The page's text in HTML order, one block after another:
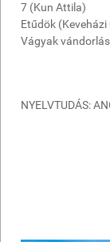
7 (Kun Attila)
Etűdök (Keveházi
Vágyak
NYELVTUDÁS: